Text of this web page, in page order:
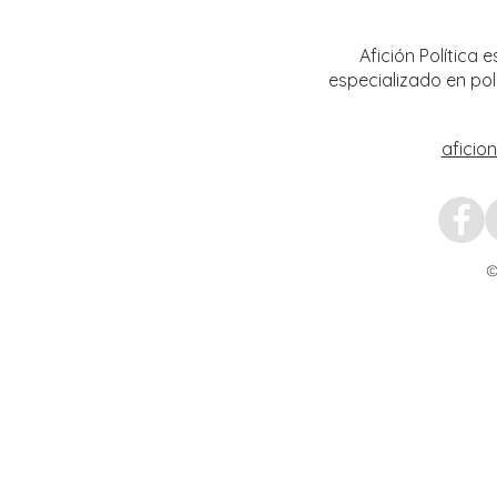
Afición Política
especializado en